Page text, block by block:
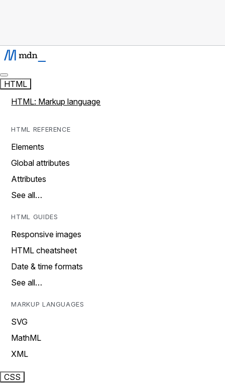
HTML
HTML: Markup language
HTML REFERENCE
Elements
Global attributes
Attributes
See all…
HTML GUIDES
Responsive images
HTML cheatsheet
Date & time formats
See all…
MARKUP LANGUAGES
SVG
MathML
XML
CSS